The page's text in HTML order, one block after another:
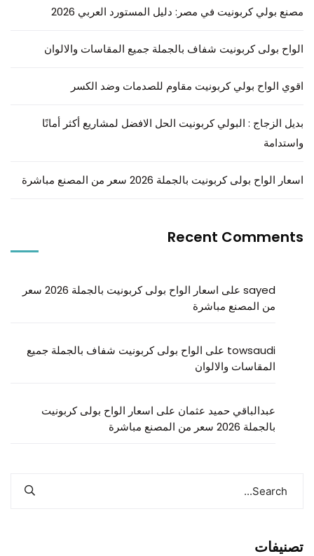
مصنع بولي كربونيت في مصر: دليل المستورد العربي 2026
الواح بولى كربونيت شفاف بالجملة جميع المقاسات والالوان
اقوي الواح بولي كربونيت مقاوم للصدمات وضد الكسر
بديل الزجاج : البولي كربونيت الحل الافضل لمشاريع أكثر أمانًا
واستدامة
اسعار الواح بولى كربونيت بالجملة 2026 سعر من المصنع مباشرة
Recent Comments
sayed على
اسعار الواح بولى كربونيت بالجملة 2026 سعر
من المصنع مباشرة
towsaudi على الواح بولى كربونيت شفاف بالجملة جميع
المقاسات والالوان
عبدالباقي حميد عثمان على اسعار الواح بولى كربونيت
بالجملة 2026 سعر من المصنع مباشرة
تصنيفات